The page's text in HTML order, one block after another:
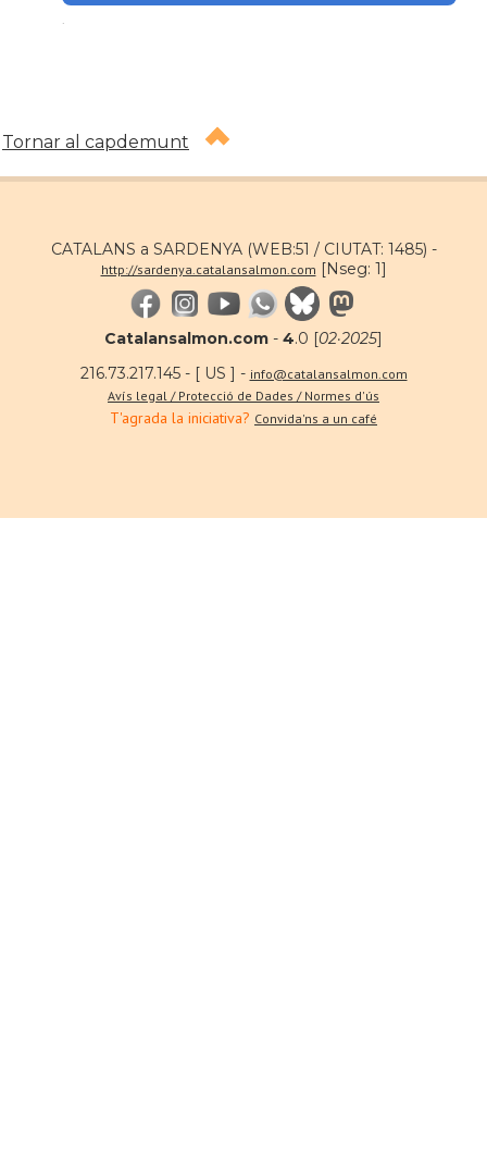
Tornar al capdemunt
CATALANS a SARDENYA (WEB:51 / CIUTAT: 1485) -
http://sardenya.catalansalmon.com [Nseg: 1]
Catalansalmon.com - 4.0 [02·2025]
216.73.217.145 - [ US ] - info@catalansalmon.com
Avís legal / Protecció de Dades / Normes d'ús
T'agrada la iniciativa? Convida'ns a un café